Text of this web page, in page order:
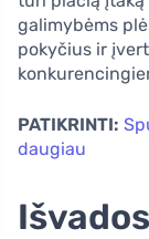
galimybėms
pokyčius ir
PATIKRINTI:
daugiau
Išvados